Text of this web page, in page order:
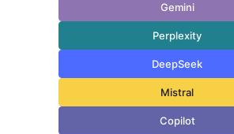
Gemini
Perplexity
DeepSeek
Mistral
Copilot